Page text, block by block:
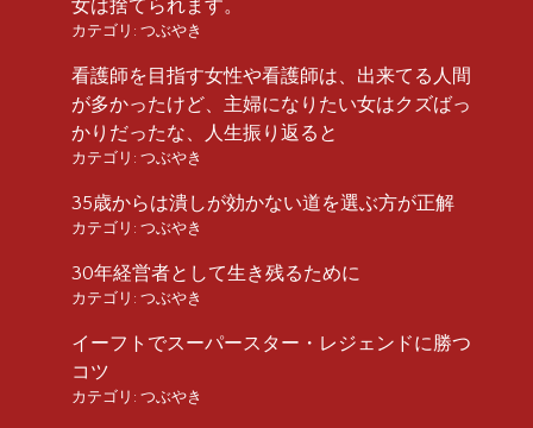
女は捨てられます。
カテゴリ: つぶやき
看護師を目指す女性や看護師は、出来てる人間
が多かったけど、主婦になりたい女はクズばっ
かりだったな、人生振り返ると
カテゴリ: つぶやき
35歳からは潰しが効かない道を選ぶ方が正解
カテゴリ: つぶやき
30年経営者として生き残るために
カテゴリ: つぶやき
イーフトでスーパースター・レジェンドに勝つ
コツ
カテゴリ: つぶやき